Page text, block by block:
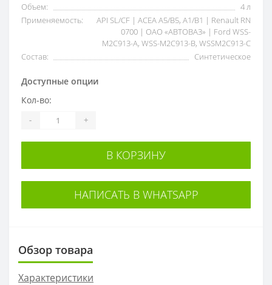
Объем:
4 л
Применяемость:
API SL/CF | ACEA A5/B5, A1/B1 | Renault RN
0700 | ОАО «АВТОВАЗ» | Ford WSS-
M2C913-А, WSS-M2C913-В, WSSM2C913-C
Состав:
Синтетическое
Доступные опции
Кол-во:
- +
В КОРЗИНУ
НАПИСАТЬ В WHATSAPP
Обзор товара
Характеристики